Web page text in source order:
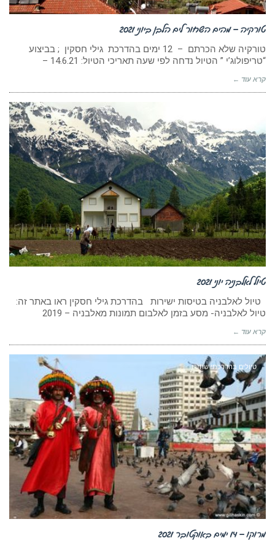
טורקיה – מהים השחור לים הלבן ביוני 2021
טורקיה שלא הכרתם – 12 ימים בהדרכת גילי חסקין ; בביצוע
“טריפולוג’י ” הטיול נדחה לפי שעה תאריכי הטיול: 14.6.21 –
קרא עוד ←
טיול לאלבניה יוני 2021
טיול לאלבניה בטיסות ישירות בהדרכת גילי חסקין ראו באתר זה:
טיול לאלבניה- מסע בזמן לאלבום תמונות מאלבניה – 2019
קרא עוד ←
טיולים בהדרכתי שחזרו
מרוקו – 14 ימים באוקטובר 2021